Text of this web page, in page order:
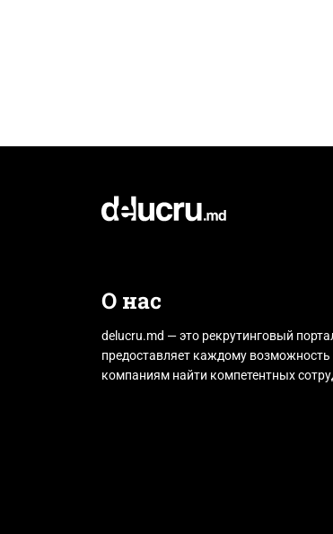
О нас
delucru.md — это рекрутинговый
предоставляет каждому возможность
компаниям найти компетентных